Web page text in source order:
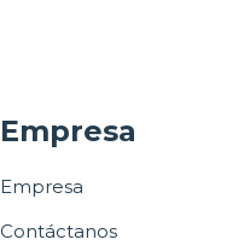
Empresa
Empresa
Contáctanos